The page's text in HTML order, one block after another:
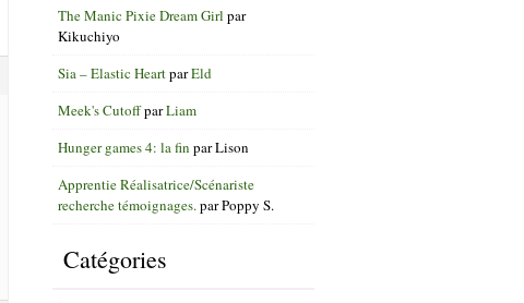
The Manic Pixie Dream Girl par
Kikuchiyo
Sia – Elastic HeartparEld
Meek's CutoffparLiam
Hunger games 4: la fin parLison
Apprentie Réalisatrice/Scénariste
recherche témoignages. parPoppy S.
Catégories